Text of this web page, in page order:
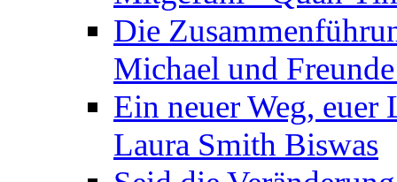
Die
Michael und
Ein neuer Weg, euer
Laura Smith Biswas